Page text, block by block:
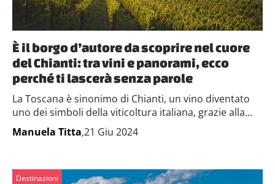
È il borgo d’autore da scoprire nel cuore
del Chianti: tra vini e panorami, ecco
perché ti lascerà senza parole
La Toscana è sinonimo di Chianti, un vino diventato
uno dei simboli della viticoltura italiana, grazie alla...
Manuela Titta,21 Giu 2024
Destinazioni